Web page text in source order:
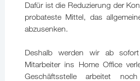
Dafür ist die Reduzierung der
probateste Mittel, das
abzusenken.
Deshalb werden wir ab
Mitarbeiter ins Home Office
Geschäftsstelle arbeitet